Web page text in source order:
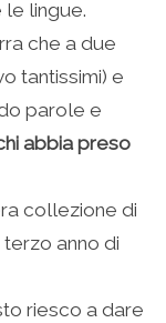
le lingue.
che a due
tantissimi) e
parole e
abbia preso
collezione di
anno di
riesco a dare